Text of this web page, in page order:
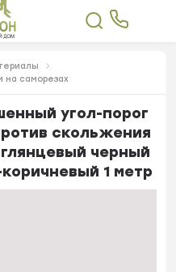
саморезах
угол-порог
скольжения
черный
1 метр